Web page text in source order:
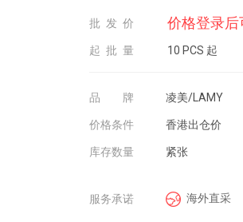
批发价 价格登录后
起批量 10 PCS 起
品牌 凌美/LAMY
价格条件 香港出仓价
库存数量 紧张
服务承诺 海外直采